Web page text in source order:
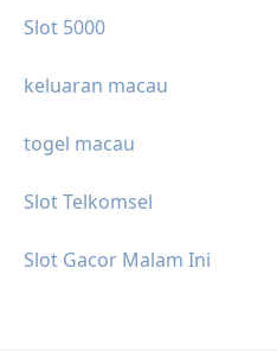
Slot 5000
keluaran macau
togel macau
Slot Telkomsel
Slot Gacor Malam Ini